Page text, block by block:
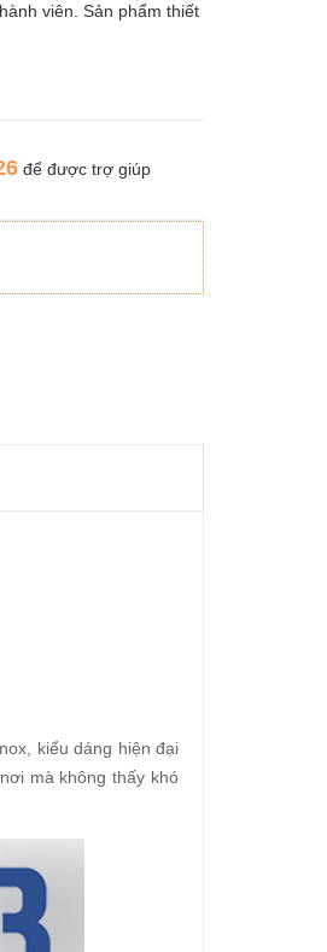
viên. Sản phẩm thiết
để được trợ giúp
kiểu dáng hiện đại
mà không thấy khó